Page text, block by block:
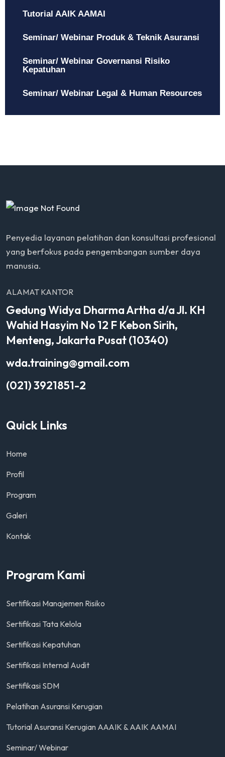
Tutorial AAIK AAMAI
Seminar/ Webinar Produk & Teknik Asuransi
Seminar/ Webinar Governansi Risiko
Kepatuhan
Seminar/ Webinar Legal & Human Resources
Penyedia layanan pelatihan dan konsultasi profesional
yang berfokus pada pengembangan sumber daya
manusia.
ALAMAT KANTOR
Gedung Widya Dharma Artha d/a Jl. KH
Wahid Hasyim No 12 F Kebon Sirih,
Menteng, Jakarta Pusat (10340)
wda.training@gmail.com
(021) 3921851-2
Quick Links
Home
Profil
Program
Galeri
Kontak
Program Kami
Sertifikasi Manajemen Risiko
Sertifikasi Tata Kelola
Sertifikasi Kepatuhan
Sertifikasi Internal Audit
Sertifikasi SDM
Pelatihan Asuransi Kerugian
Tutorial Asuransi Kerugian AAAIK & AAIK AAMAI
Seminar/ Webinar